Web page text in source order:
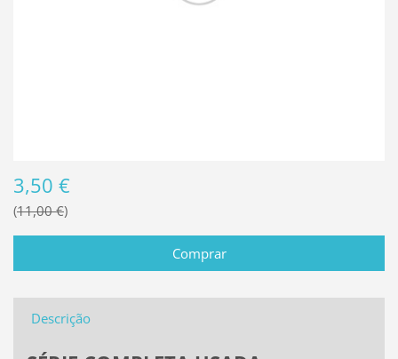
3,50 €
11,00 €
Descrição